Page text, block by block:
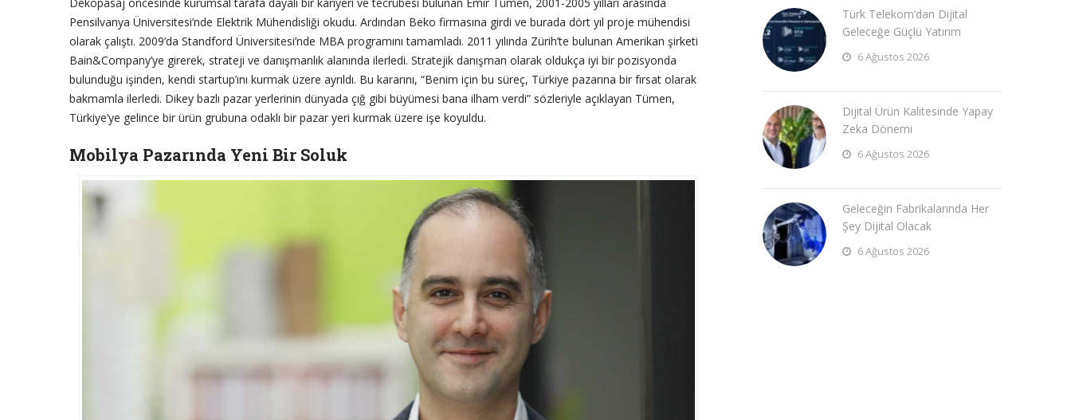
Pensilvanya Üniversitesi’nde Elektrik Mühendisliği okudu. Ardından Beko firmasına girdi ve burada dört yıl proje mühendisi
olarak çalıştı. 2009’da Standford Üniversitesi’nde MBA programını tamamladı. 2011 yılında Zürih’te bulunan Amerikan şirketi
Bain&Company’ye girerek, strateji ve danışmanlık alanında ilerledi. Stratejik danışman olarak oldukça iyi bir pozisyonda
bulunduğu işinden, kendi startup’ını kurmak üzere ayrıldı. Bu kararını, “Benim için bu süreç, Türkiye pazarına bir fırsat olarak
bakmamla ilerledi. Dikey bazlı pazar yerlerinin dünyada çığ gibi büyümesi bana ilham verdi” sözleriyle açıklayan Tümen,
Türkiye’ye gelince bir ürün grubuna odaklı bir pazar yeri kurmak üzere işe koyuldu.
Mobilya Pazarında Yeni Bir Soluk
Türk Telekom’dan Dijital
Geleceğe Güçlü Yatırım
6 Ağustos 2026
Dijital Ürün Kalitesinde Yapay
Zeka Dönemi
6 Ağustos 2026
Geleceğin Fabrikalarında Her
Şey Dijital Olacak
6 Ağustos 2026